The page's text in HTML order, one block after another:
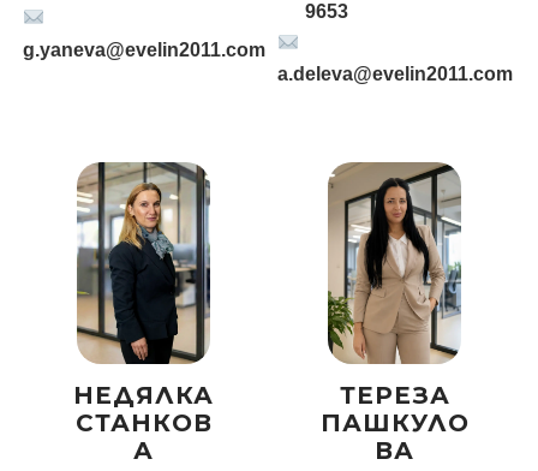
g.yaneva@evelin2011.com
9653
a.deleva@evelin2011.com
НЕДЯЛКА
СТАНКОВ
А
ТЕРЕЗА
ПАШКУЛО
ВА